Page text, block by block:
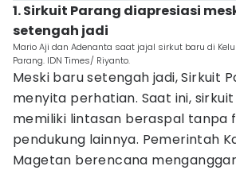
1. Sirkuit Parang diapresiasi
setengah jadi
Mario Aji dan Adenanta saat jajal sirkut baru di
Parang. IDN Times/ Riyanto.
Meski baru setengah jadi, Sirkuit
menyita perhatian. Saat ini,
memiliki lintasan beraspal tanpa
pendukung lainnya. Pemerintah
Magetan berencana